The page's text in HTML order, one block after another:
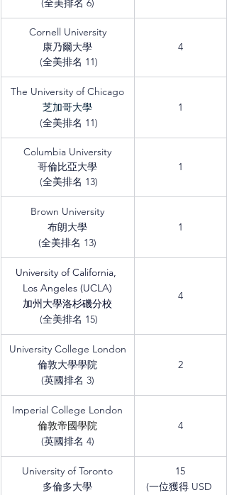
(全美排名 6)
Cornell University
康乃爾大學
(全美排名 11)
4
The University of Chicago
芝加哥大學
(全美排名 11)
1
Columbia University
哥倫比亞大學
(全美排名 13)
1
Brown University
布朗大學
(全美排名 13)
1
University of California,
Los Angeles (UCLA)
加州大學洛杉磯分校
(全美排名 15)
4
University College London
倫敦大學學院
(英國排名 3)
2
Imperial College London
倫敦帝國學院
(英國排名 4)
4
University of Toronto
多倫多大學
15
(一位獲得 USD